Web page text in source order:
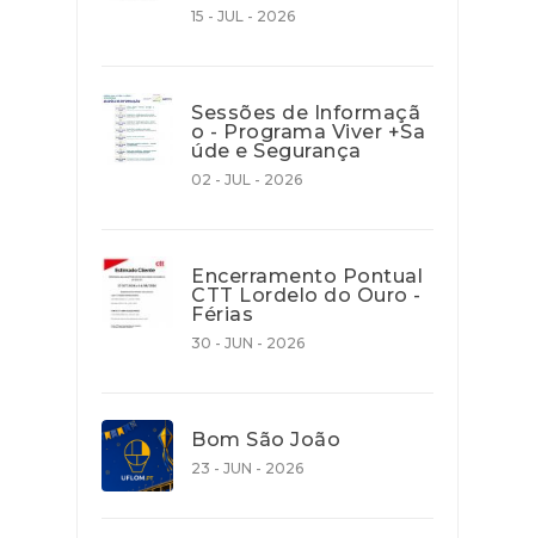
15 - JUL - 2026
Sessões de Informaçã
o - Programa Viver +Sa
úde e Segurança
02 - JUL - 2026
Encerramento Pontual
CTT Lordelo do Ouro -
Férias
30 - JUN - 2026
Bom São João
23 - JUN - 2026